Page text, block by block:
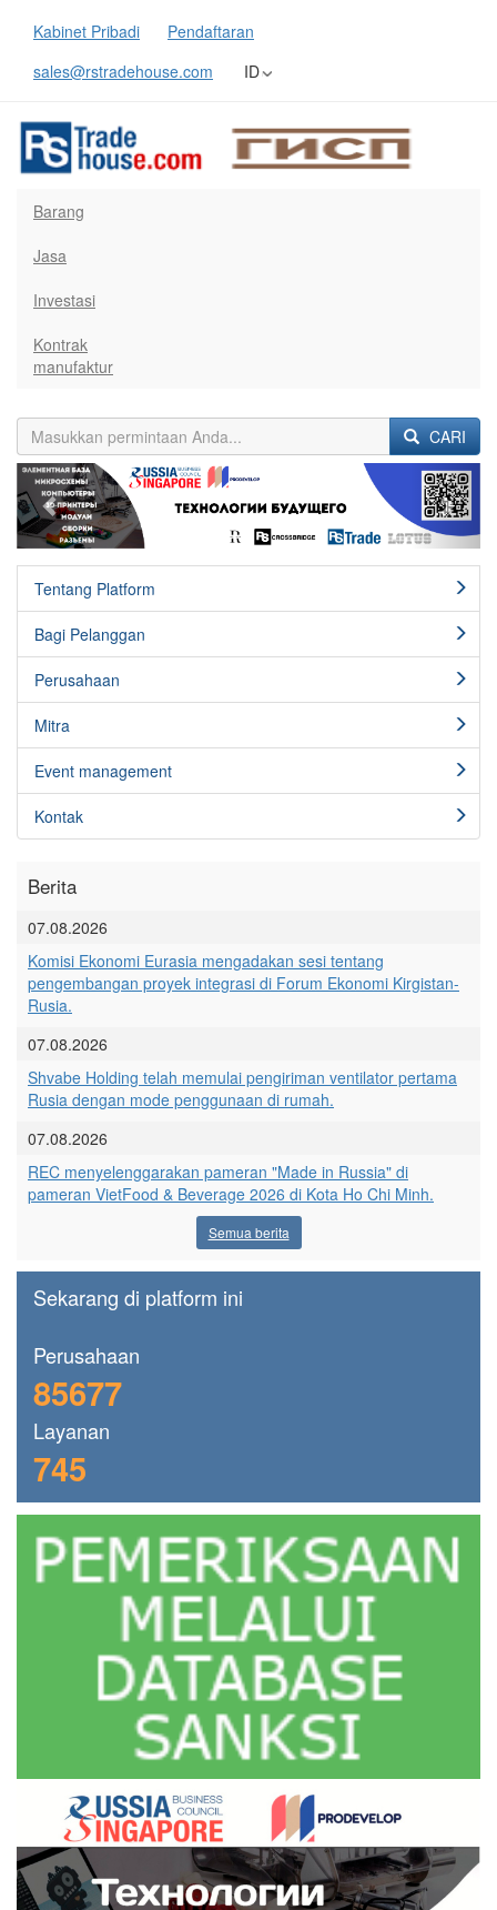
Kabinet Pribadi
Pendaftaran
sales@rstradehouse.com
ID
Barang
Jasa
Investasi
Kontrak
manufaktur
CARI
Previous Next
Tentang Platform
Bagi Pelanggan
Perusahaan
Mitra
Event management
Kontak
Berita
07.08.2026
Komisi Ekonomi Eurasia mengadakan sesi tentang
pengembangan proyek integrasi di Forum Ekonomi Kirgistan-
Rusia.
07.08.2026
Shvabe Holding telah memulai pengiriman ventilator pertama
Rusia dengan mode penggunaan di rumah.
07.08.2026
REC menyelenggarakan pameran "Made in Russia" di
pameran VietFood & Beverage 2026 di Kota Ho Chi Minh.
Semua berita
Sekarang di platform ini
Perusahaan
85677
Layanan
745